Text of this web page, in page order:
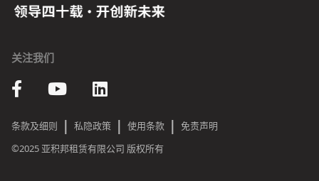
关注我们
条款及细则 | 私隐政策 | 使用条款 | 免责声明
©2025 亚积邦租赁有限公司 版权所有